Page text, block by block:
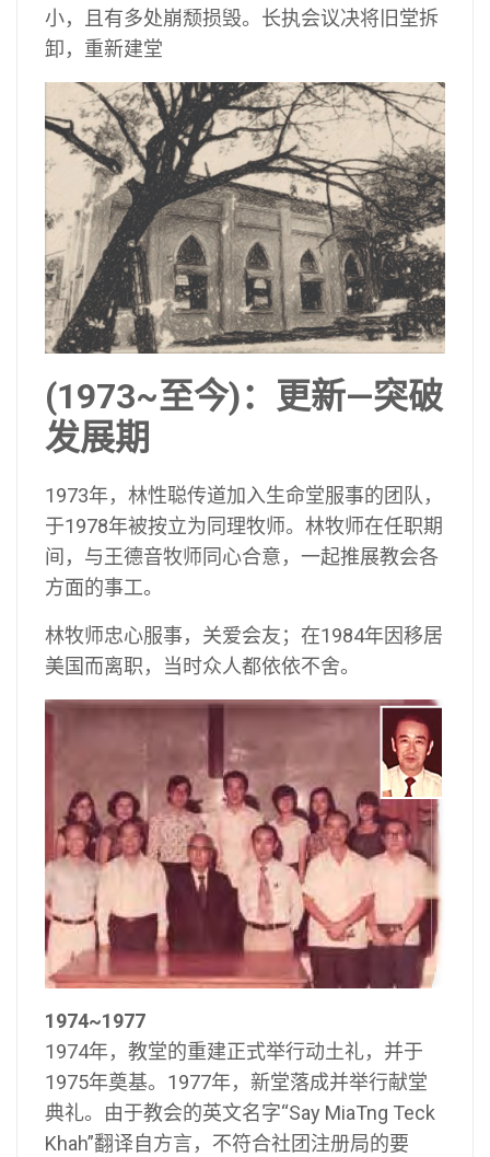
小，且有多处崩颓损毁。长执会议决将旧堂拆
卸，重新建堂
(1973~至今)：更新—突破
发展期
1973年，林性聪传道加入生命堂服事的团队，
于1978年被按立为同理牧师。林牧师在任职期
间，与王德音牧师同心合意，一起推展教会各
方面的事工。
林牧师忠心服事，关爱会友；在1984年因移居
美国而离职，当时众人都依依不舍。
1974~1977
1974年，教堂的重建正式举行动土礼，并于
1975年奠基。1977年，新堂落成并举行献堂
典礼。由于教会的英文名字“Say MiaTng Teck
Khah”翻译自方言，不符合社团注册局的要